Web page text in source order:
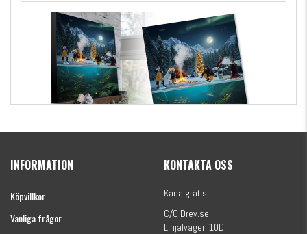
(julkalender)
INFORMATION
Köpvillkor
Vanliga frågor
KONTAKTA OSS
Kanalgratis
C/O Drev.se
Linjalvägen 10D